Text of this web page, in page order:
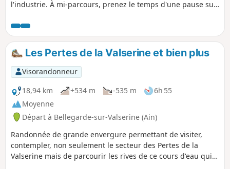
l'industrie. À mi-parcours, prenez le temps d'une pause sur
Les Pertes de la Valserine et bien plus
Visorandonneur
18,94 km
+534 m -535 m
6h 55
Moyenne
Départ à Bellegarde-sur-Valserine (Ain)
Randonnée de grande envergure permettant de visiter,
contempler, non seulement le secteur des Pertes de la
Valserine mais de parcourir les rives de ce cours d'eau qui a